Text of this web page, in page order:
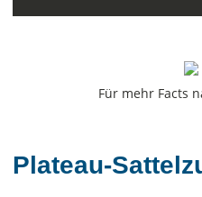
Für mehr Facts
Plateau-